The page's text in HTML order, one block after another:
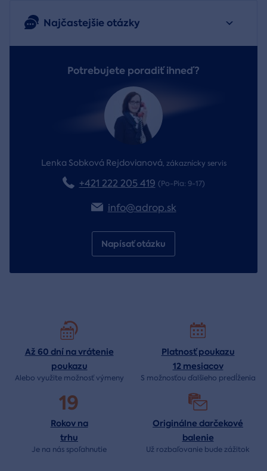
Najčastejšie otázky
Potrebujete poradiť ihneď?
Lenka Sobková Rejdovianová, zákaznícky servis
+421 222 205 419 (Po-Pia: 9-17)
info@adrop.sk
Napísať otázku
Až 60 dní na vrátenie
poukazu
Alebo využite možnosť výmeny
Platnosť poukazu
12 mesiacov
S možnosťou ďalšieho predĺženia
19
Rokov na
trhu
Je na nás spoľahnutie
Originálne darčekové
balenie
Už rozbaľovanie budezážitok